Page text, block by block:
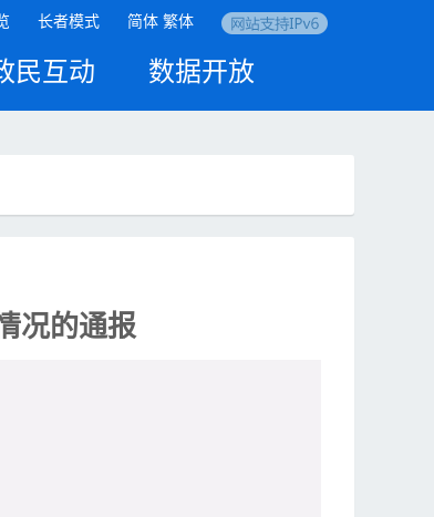
民互动 数据开放
长者模式 简体 繁体
况的通报